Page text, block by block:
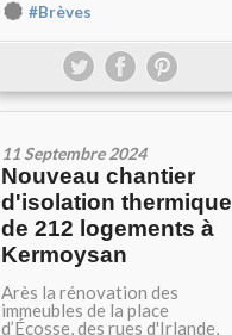
#Brèves
11 Septembre 2024
Nouveau chantier
d'isolation thermique
de 212 logements à
Kermoysan
Arès la rénovation des
immeubles de la place
d’Écosse, des rues d'Irlande,